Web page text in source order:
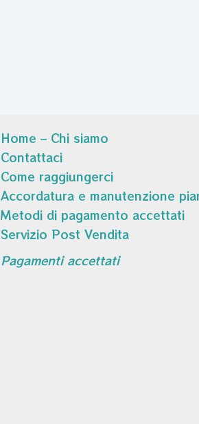
Home – Chi siamo
Contattaci
Come raggiungerci
Accordatura e manutenzione
Metodi di pagamento accettati
Servizio Post Vendita
Pagamenti accettati